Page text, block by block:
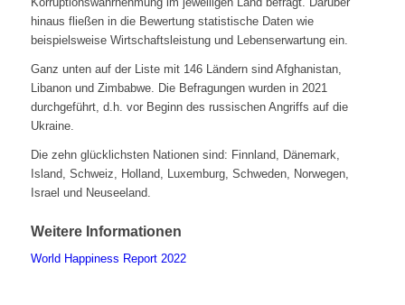
hinaus fließen in die Bewertung statistische Daten wie
beispielsweise Wirtschaftsleistung und Lebenserwartung ein.
Ganz unten auf der Liste mit 146 Ländern sind Afghanistan,
Libanon und Zimbabwe. Die Befragungen wurden in 2021
durchgeführt, d.h. vor Beginn des russischen Angriffs auf die
Ukraine.
Die zehn glücklichsten Nationen sind: Finnland, Dänemark,
Island, Schweiz, Holland, Luxemburg, Schweden, Norwegen,
Israel und Neuseeland.
Weitere Informationen
World Happiness Report 2022